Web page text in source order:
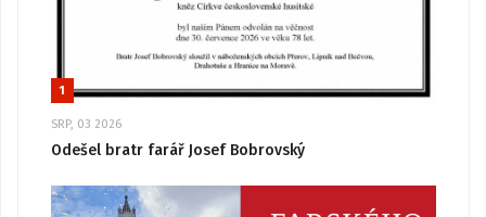
1
SRP, 03 2026
Odešel bratr farář Josef Bobrovský